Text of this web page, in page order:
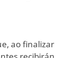
ao finalizar